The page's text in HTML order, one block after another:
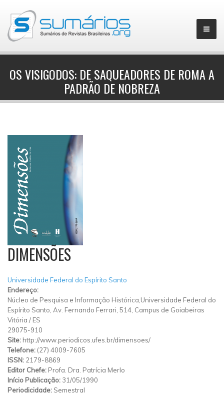
OS VISIGODOS: DE SAQUEADORES DE ROMA A
PADRÃO DE NOBREZA
DIMENSÕES
Universidade Federal do Espírito Santo
Endereço:
Núcleo de Pesquisa e Informação Histórica,Universidade Federal do
Espírito Santo, Av. Fernando Ferrari, 514, Campus de Goiabeiras
Vitória / ES
29075-910
Site: http://www.periodicos.ufes.br/dimensoes/
Telefone: (27) 4009-7605
ISSN: 2179-8869
Editor Chefe: Profa. Dra. Patrícia Merlo
Início Publicação: 31/05/1990
Periodicidade: Semestral